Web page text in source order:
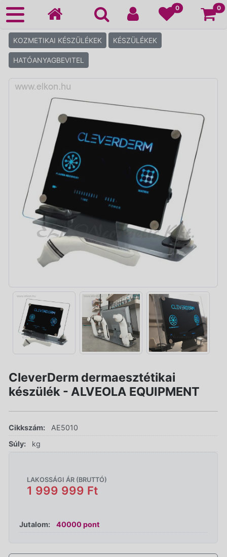
0 0
KOZMETIKAI KÉSZÜLÉKEK KÉSZÜLÉKEK
HATÓANYAGBEVITEL
CleverDerm dermaesztétikai
készülék - ALVEOLA EQUIPMENT
Cikkszám:
AE5010
Súly:
kg
LAKOSSÁGI ÁR (BRUTTÓ)
1 999 999 Ft
Jutalom: 40000 pont